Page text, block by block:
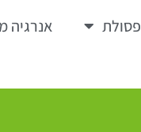
פסולת